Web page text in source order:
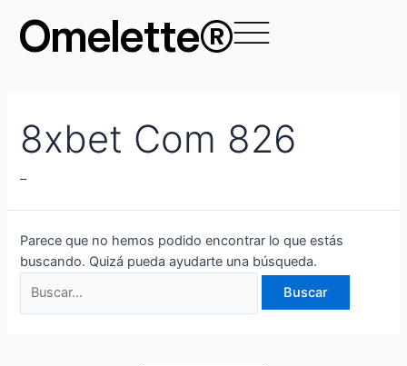
contenido
Omelette®
8xbet Com 826
–
Parece que no hemos podido encontrar lo que estás
buscando. Quizá pueda ayudarte una búsqueda.
por: